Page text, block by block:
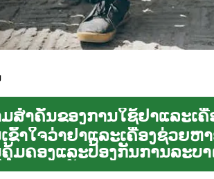
ສຳຄັນຂອງການໃຊ້ຢາແລະເ
ຂົ້າໃຈວ່າຢາແລະເຄື່ອງຊ່ວຍ
ມຄອງແລະປ້ອງກັນການລະບ
າຍກຽວກັບ...